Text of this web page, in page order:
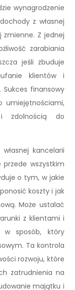
wynagrodzenie
z własnej
Z jednej
zarabiania
jeśli zbuduje
klientów i
Sukces finansowy
umiejętnościami,
i zdolnością do
kancelarii
przede wszystkim
o tym, w jakie
koszty i jak
Może ustalać
z klientami i
w sposób, który
Ta kontrola
rozwoju, które
zatrudnienia na
majątku i